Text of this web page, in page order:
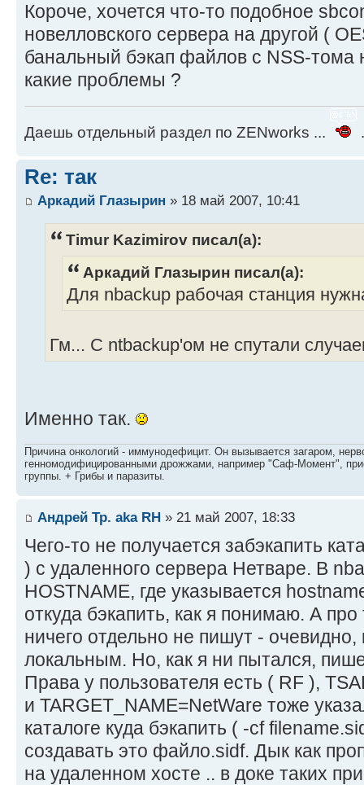
Короче, хочется что-то подобное
новелловского сервера на другой (
банальный бэкап файлов с NSS-тома
какие проблемы ?
Даешь отдельный раздел по ZENworks ...
Re: так
Аркадий Глазырин » 18 май 2007, 10:41
Timur Kazimirov писал(а):
Аркадий Глазырин писал(а):
Для nbackup рабочая станция
Гм... С ntbackup'ом не спутали
Именно так.
Причина онкологий - иммунодефицит. Он вызывается загаром,
генномодифицированными дрожжами, например "Саф-Момент",
группы. + Грибы и паразиты.
Андрей Тр. aka RH » 21 май 2007, 18:33
Чего-то не получается забэкапить
) с удаленного сервера Нетваре. В
HOSTNAME, где указывается
откуда бэкапить, как я понимаю. А про
ничего отдельно не пишут - очевидно,
локальным. Но, как я ни пытался,
Права у пользователя есть ( RF ),
и TARGET_NAME=NetWare тоже
каталоге куда бэкапить ( -cf
создавать это файло.sidf. Дык как
на удаленном хосте .. в доке таких